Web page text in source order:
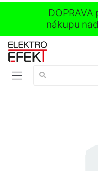
nákupu
Vyhledávání: